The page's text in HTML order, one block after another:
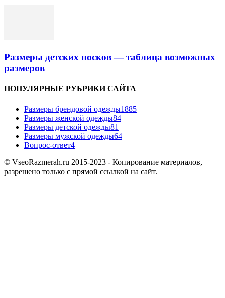
Размеры детских носков — таблица возможных
размеров
ПОПУЛЯРНЫЕ РУБРИКИ САЙТА
Размеры брендовой одежды1885
Размеры женской одежды84
Размеры детской одежды81
Размеры мужской одежды64
Вопрос-ответ4
© VseoRazmerah.ru 2015-2023 - Копирование материалов,
разрешено только с прямой ссылкой на сайт.